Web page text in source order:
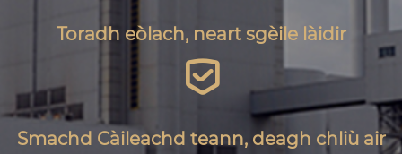
Toradh eòlach, neart sgèile làidir

Smachd Càileachd teann, deagh chliù air